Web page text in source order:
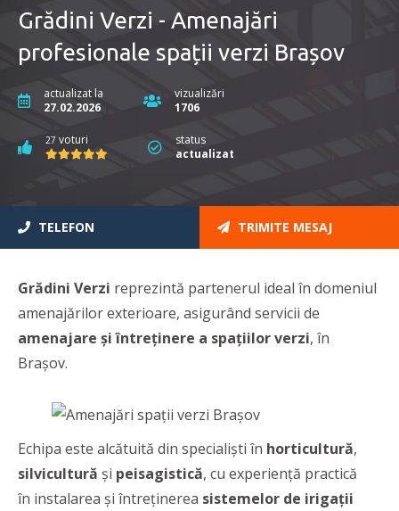
Grădini Verzi - Amenajări
profesionale spații verzi Brașov
actualizat la
27.02.2026
vizualizări
1706
27 voturi
status
actualizat
TELEFON TRIMITE MESAJ
Grădini Verzi reprezintă partenerul ideal în domeniul
amenajărilor exterioare, asigurând servicii de
amenajare și întreținere a spațiilor verzi, în
Brașov.
Echipa este alcătuită din specialiști în horticultură,
silvicultură și peisagistică, cu experiență practică
în instalarea și întreținerea sistemelor de irigații